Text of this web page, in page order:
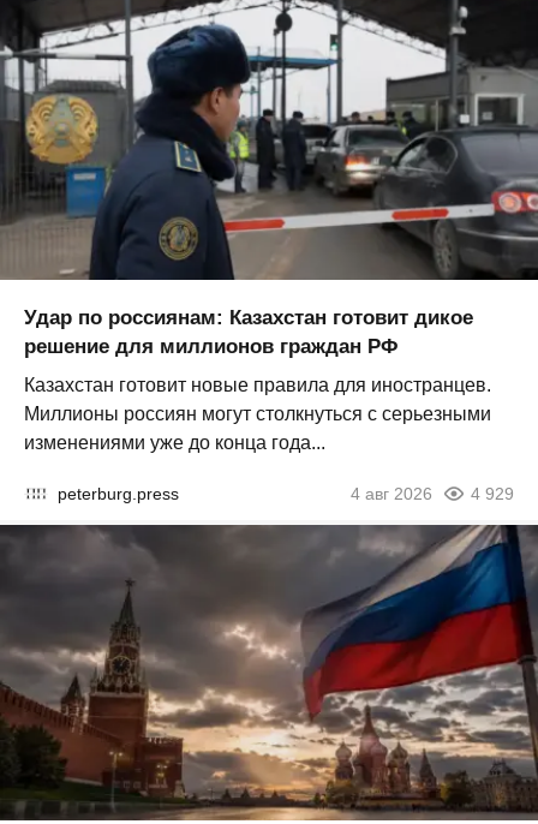
Удар по россиянам: Казахстан готовит дикое
решение для миллионов граждан РФ
Казахстан готовит новые правила для иностранцев.
Миллионы россиян могут столкнуться с серьезными
изменениями уже до конца года...
peterburg.press 4 авг 2026 4 929